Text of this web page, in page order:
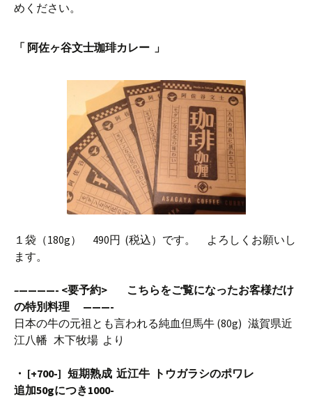
めください。
「 阿佐ヶ谷文士珈琲カレー 」
１袋（180g） 490円 (税込）です。 よろしくお願いし
ます。
–————- <要予約> こちらをご覧になったお客様だけ
の特別料理 ———-
日本の牛の元祖とも言われる純血但馬牛 (80g) 滋賀県近
江八幡 木下牧場 より
・ [+700-] 短期熟成 近江牛 トウガラシのポワレ
追加50gにつき1000-